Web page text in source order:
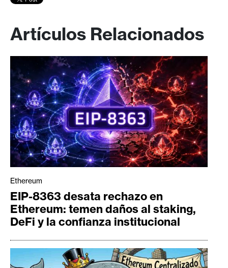
Artículos Relacionados
Ethereum
EIP-8363 desata rechazo en
Ethereum: temen daños al staking,
DeFi y la confianza institucional